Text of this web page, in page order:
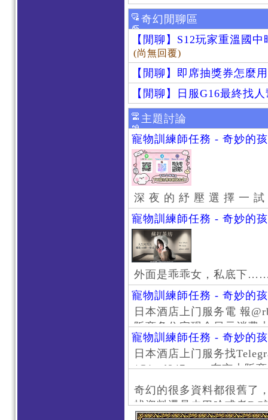
奇幻閒聊區
【閒聊】S12玩家重溫國
(尚無回覆)
【閒聊】即席抽獎券怎麼
【閒聊】日服G16最終找
主題討論
寵物訓練師任務 - 奇妙的
深 夜 的 紓 壓 選 擇 一
寵物訓練師任務 - 奇妙的
外面是乖乖女，私底下
寵物訓練師任務 - 奇妙的
日本酒店上门服务電 報
阪商务住宅现金日元消费
京风俗 #大阪风俗 #东京
上门服务新宿风俗 #梅田
#日本萝莉 #大阪萝莉 #日
寵物訓練師任務 - 奇妙的
日本酒店上门服务找
/@jptd847utpp 东京大阪
京旅游 #大阪旅游 #东京
东京上门服务 #大阪上门
心斋桥风俗 #日本女孩 #
奇幻的很多資料都很舊了
找資料還是去巴哈或者